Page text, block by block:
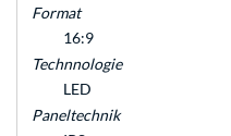
Format
16:9
Technnologie
LED
Paneltechnik